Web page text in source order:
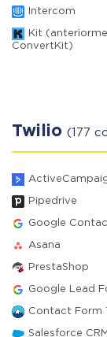
Intercom
Kit
ConvertKit)
Twilio (177
Pipedrive
Google
Asana
PrestaShop
Google Lead
Contact Form
Salesforce CRM